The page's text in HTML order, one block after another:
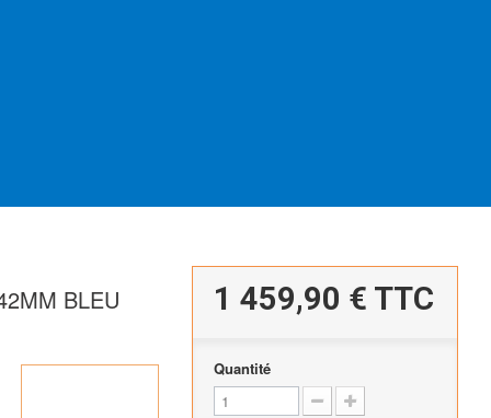
BLEU 1 459,90 € TTC
Quantité